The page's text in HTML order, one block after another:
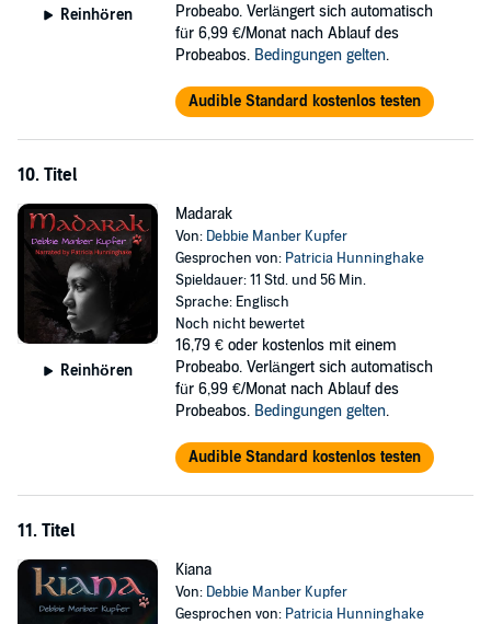
Reinhören
Probeabo. Verlängert sich automatisch
für 6,99 €/Monat nach Ablauf des
Probeabos. Bedingungen gelten.
Audible Standard kostenlos testen
10. Titel
Reinhören
Madarak
Von: Debbie Manber Kupfer
Gesprochen von: Patricia Hunninghake
Spieldauer: 11 Std. und 56 Min.
Sprache: Englisch
Noch nicht bewertet
16,79 € oder kostenlos mit einem
Probeabo. Verlängert sich automatisch
für 6,99 €/Monat nach Ablauf des
Probeabos. Bedingungen gelten.
Audible Standard kostenlos testen
11. Titel
Kiana
Von: Debbie Manber Kupfer
Gesprochen von: Patricia Hunninghake